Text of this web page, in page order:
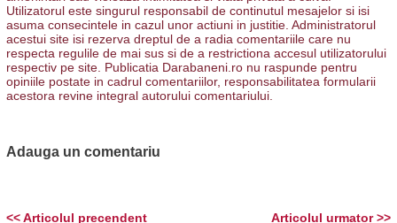
Utilizatorul este singurul responsabil de continutul mesajelor si isi
asuma consecintele in cazul unor actiuni in justitie. Administratorul
acestui site isi rezerva dreptul de a radia comentariile care nu
respecta regulile de mai sus si de a restrictiona accesul utilizatorului
respectiv pe site. Publicatia Darabaneni.ro nu raspunde pentru
opiniile postate in cadrul comentariilor, responsabilitatea formularii
acestora revine integral autorului comentariului.
Adauga un comentariu
Articolul urmator >>
<< Articolul precendent